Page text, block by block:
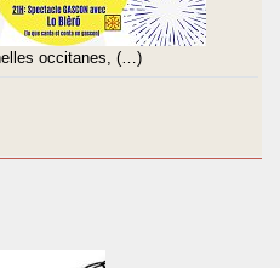
occitanes, (…)